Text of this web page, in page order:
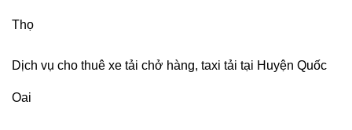
Thọ
Dịch vụ cho thuê xe tải chở hàng, taxi tải tại Huyện Quốc
Oai